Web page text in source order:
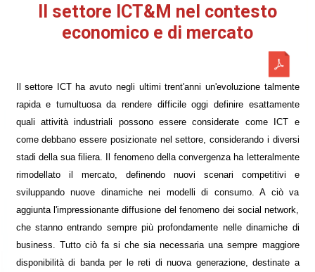
Il settore ICT&M nel contesto
economico e di mercato
Il settore ICT ha avuto negli ultimi trent'anni un'evoluzione talmente
rapida e tumultuosa da rendere difficile oggi definire esattamente
quali attività industriali possono essere considerate come ICT e
come debbano essere posizionate nel settore, considerando i diversi
stadi della sua filiera. Il fenomeno della convergenza ha letteralmente
rimodellato il mercato, definendo nuovi scenari competitivi e
sviluppando nuove dinamiche nei modelli di consumo. A ciò va
aggiunta l'impressionante diffusione del fenomeno dei social network,
che stanno entrando sempre più profondamente nelle dinamiche di
business. Tutto ciò fa si che sia necessaria una sempre maggiore
disponibilità di banda per le reti di nuova generazione, destinate a